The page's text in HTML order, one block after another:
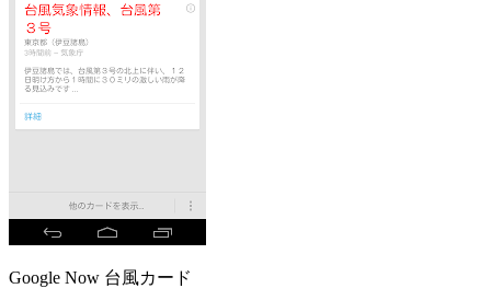
Google Now 台風カード